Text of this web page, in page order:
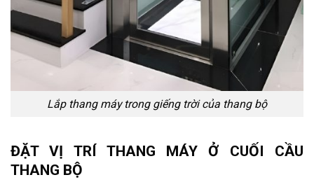
Lắp thang máy trong giếng trời của thang bộ
ĐẶT VỊ TRÍ THANG MÁY Ở CUỐI CẦU
THANG BỘ